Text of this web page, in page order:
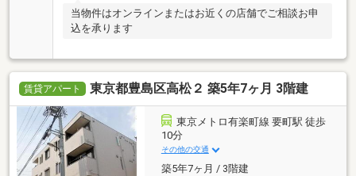
当物件はオンラインまたはお近くの店舗でご相談お申
込を承ります
賃貸アパート 東京都豊島区高松２ 築5年7ヶ月 3階建
東京メトロ有楽町線 要町駅 徒歩
10分
その他の交通
築5年7ヶ月 / 3階建